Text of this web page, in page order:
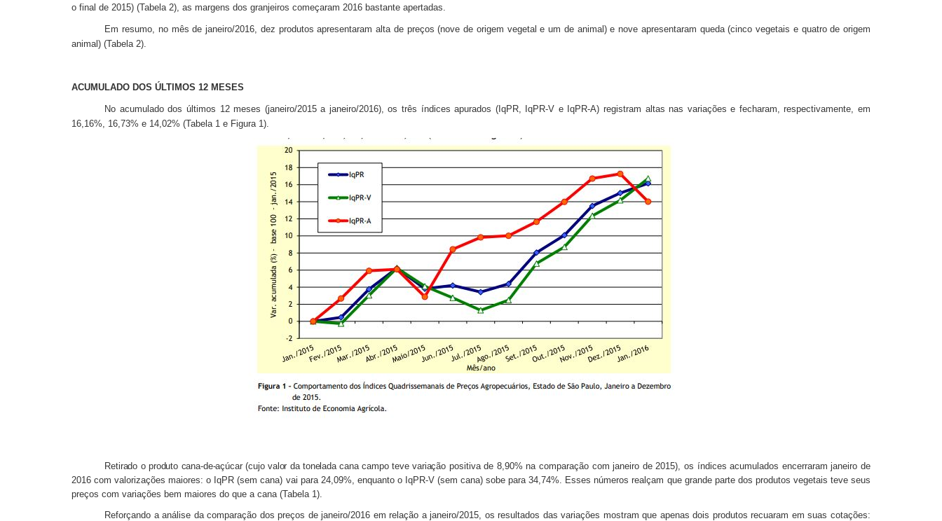
o final de 2015) (Tabela 2), as margens dos granjeiros começaram 2016 bastante apertadas.
Em resumo, no mês de janeiro/2016, dez produtos apresentaram alta de preços (nove de origem vegetal e um de animal) e nove apresentaram queda (cinco vegetais e quatro de origem
animal) (Tabela 2).
ACUMULADO DOS ÚLTIMOS 12 MESES
No acumulado dos últimos 12 meses (janeiro/2015 a janeiro/2016), os três índices apurados (IqPR, IqPR-V e IqPR-A) registram altas nas variações e fecharam, respectivamente, em
16,16%, 16,73% e 14,02% (Tabela 1 e Figura 1).
Retirado o produto cana-de-açúcar (cujo valor da tonelada cana campo teve variação positiva de 8,90% na comparação com janeiro de 2015), os índices acumulados encerraram janeiro de
2016 com valorizações maiores: o IqPR (sem cana) vai para 24,09%, enquanto o IqPR-V (sem cana) sobe para 34,74%. Esses números realçam que grande parte dos produtos vegetais teve seus
preços com variações bem maiores do que a cana (Tabela 1).
Reforçando a análise da comparação dos preços de janeiro/2016 em relação a janeiro/2015, os resultados das variações mostram que apenas dois produtos recuaram em suas cotações: